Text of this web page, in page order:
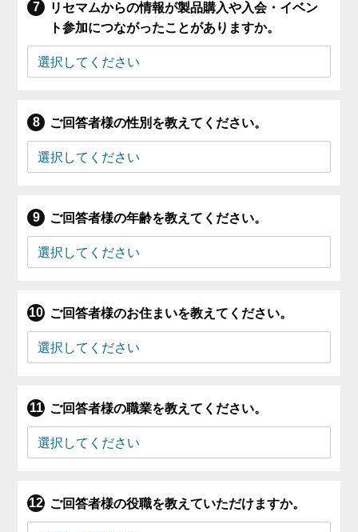
リセマムからの情報が製品購入や入会・イベン
ト参加につながったことがありますか。
ご回答者様の性別を教えてください。
ご回答者様の年齢を教えてください。
ご回答者様のお住まいを教えてください。
ご回答者様の職業を教えてください。
ご回答者様の役職を教えていただけますか。